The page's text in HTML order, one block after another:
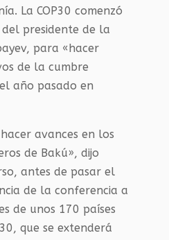
La COP30 comenzó
presidente de la
para «hacer
de la cumbre
año pasado en
avances en los
de Bakú», dijo
antes de pasar el
de la conferencia a
de unos 170 países
que se extenderá